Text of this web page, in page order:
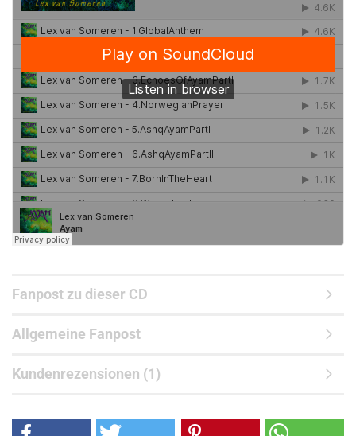
Fanpost zu dieser CD
Allgemeine Fanpost
Kundenrezensionen (1)